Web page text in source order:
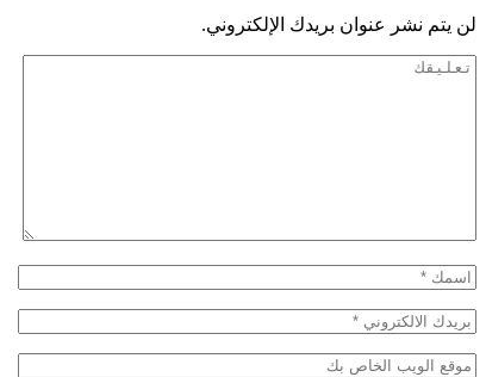
لن يتم نشر عنوان بريدك الإلكتروني.